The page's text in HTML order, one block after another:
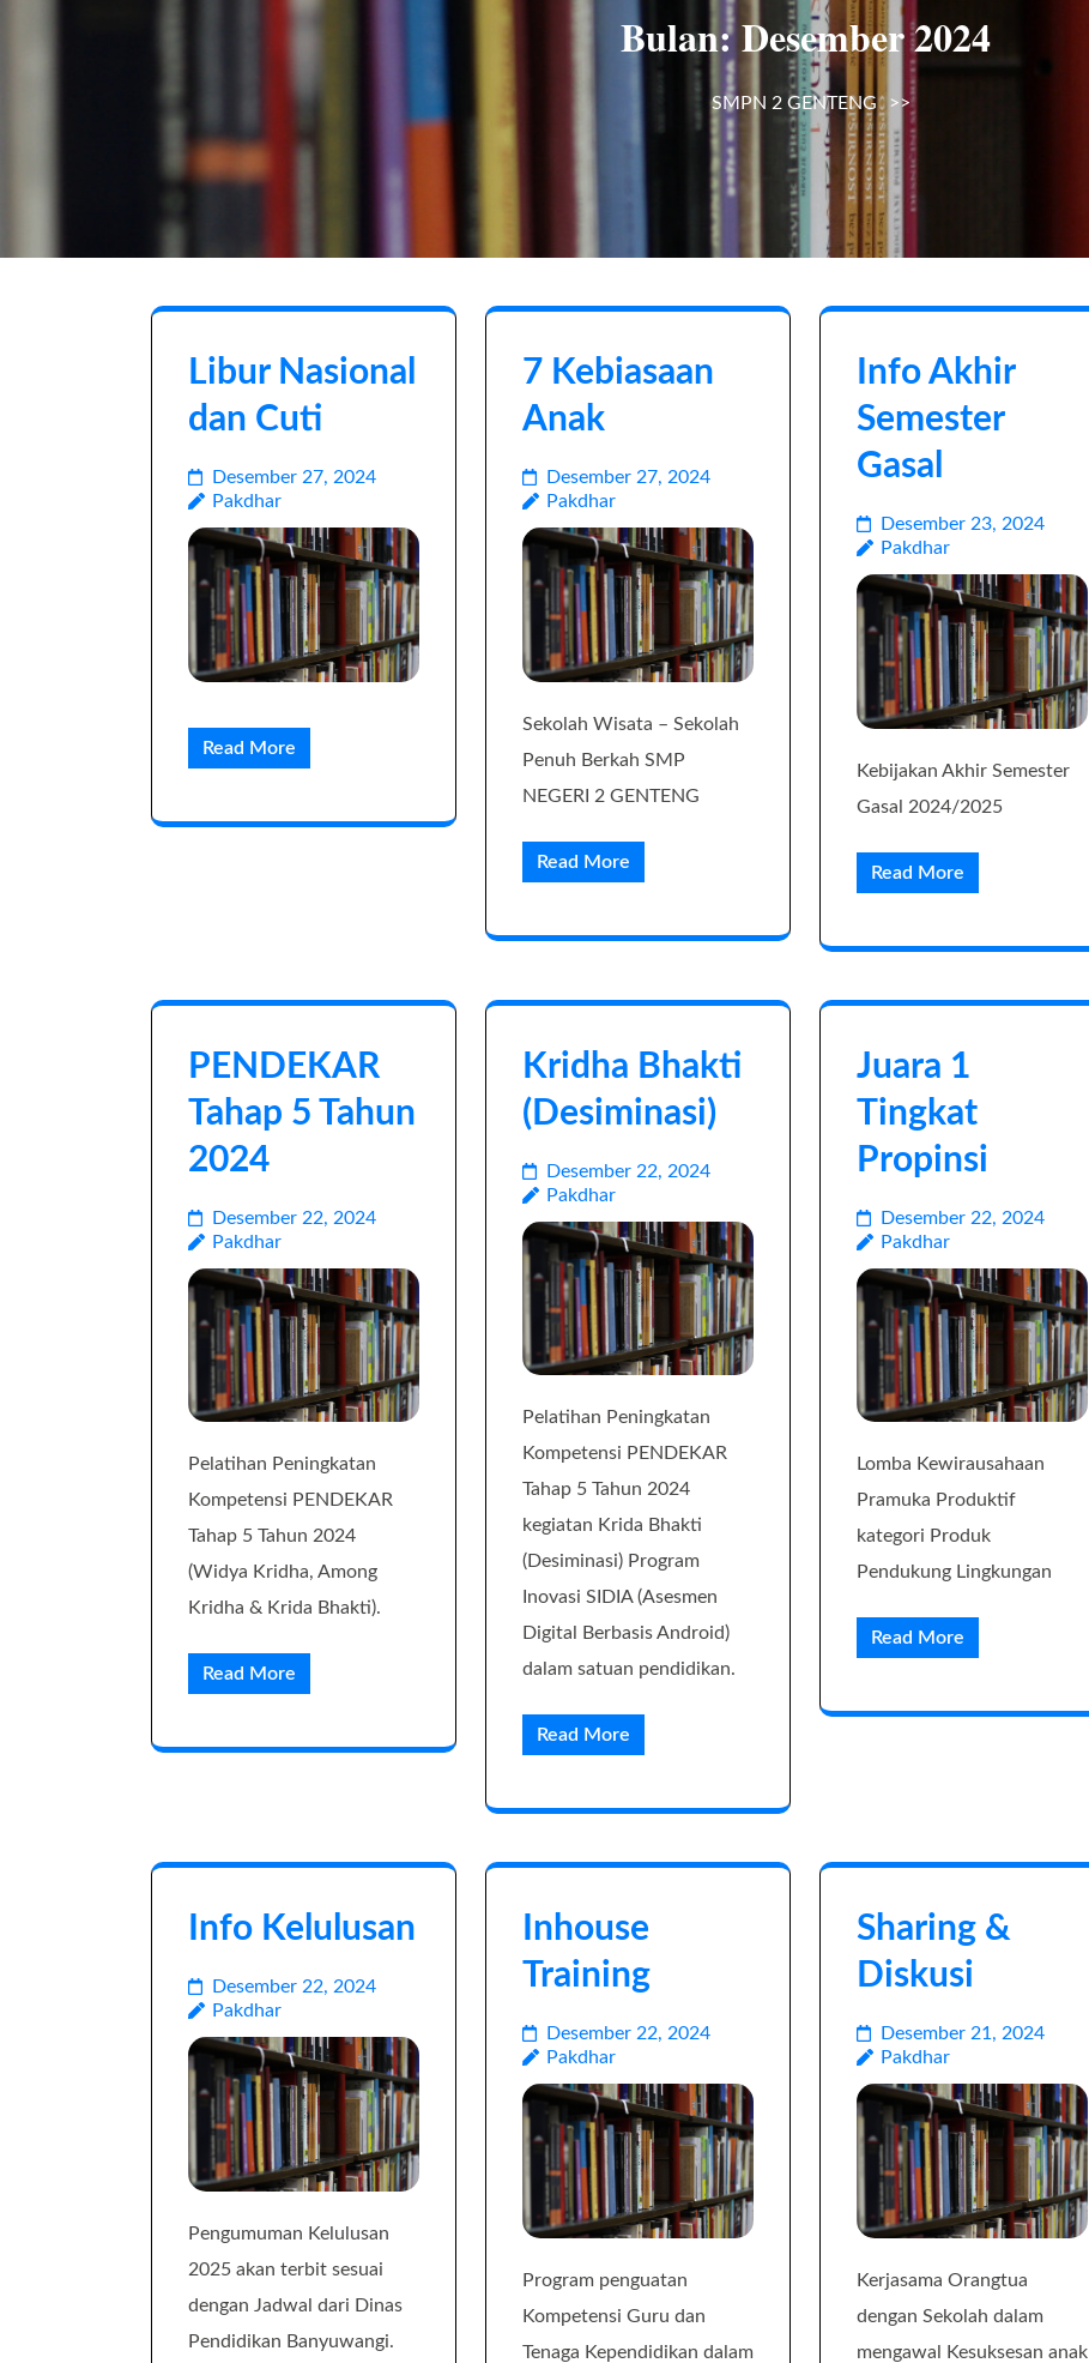
Bulan:Desember 2024
SMPN 2 GENTENG >>
Libur Nasional
dan Cuti
Desember 27, 2024
Pakdhar
Read More
7 Kebiasaan
Anak
Desember 27, 2024
Pakdhar
Sekolah Wisata – Sekolah
Penuh Berkah SMP
NEGERI 2 GENTENG
Read More
Info Akhir
Semester
Gasal
Desember 23, 2024
Pakdhar
Kebijakan Akhir Semester
Gasal 2024/2025
Read More
PENDEKAR
Tahap 5 Tahun
2024
Desember 22, 2024
Pakdhar
Pelatihan Peningkatan
Kompetensi PENDEKAR
Tahap 5 Tahun 2024
(Widya Kridha, Among
Kridha & Krida Bhakti).
Read More
Kridha Bhakti
(Desiminasi)
Desember 22, 2024
Pakdhar
Pelatihan Peningkatan
Kompetensi PENDEKAR
Tahap 5 Tahun 2024
kegiatan Krida Bhakti
(Desiminasi) Program
Inovasi SIDIA (Asesmen
Digital Berbasis Android)
dalam satuan pendidikan.
Read More
Juara 1
Tingkat
Propinsi
Desember 22, 2024
Pakdhar
Lomba Kewirausahaan
Pramuka Produktif
kategori Produk
Pendukung Lingkungan
Read More
Info Kelulusan
Desember 22, 2024
Pakdhar
Pengumuman Kelulusan
2025 akan terbit sesuai
dengan Jadwal dari Dinas
Pendidikan Banyuwangi.
Inhouse
Training
Desember 22, 2024
Pakdhar
Program penguatan
Kompetensi Guru dan
Tenaga Kependidikan dalam
Sharing &
Diskusi
Desember 21, 2024
Pakdhar
Kerjasama Orangtua
dengan Sekolah dalam
mengawal Kesuksesan anak